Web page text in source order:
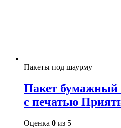
Пакеты под шаурму
Пакет бумажный
с печатью
Оценка 0 из 5